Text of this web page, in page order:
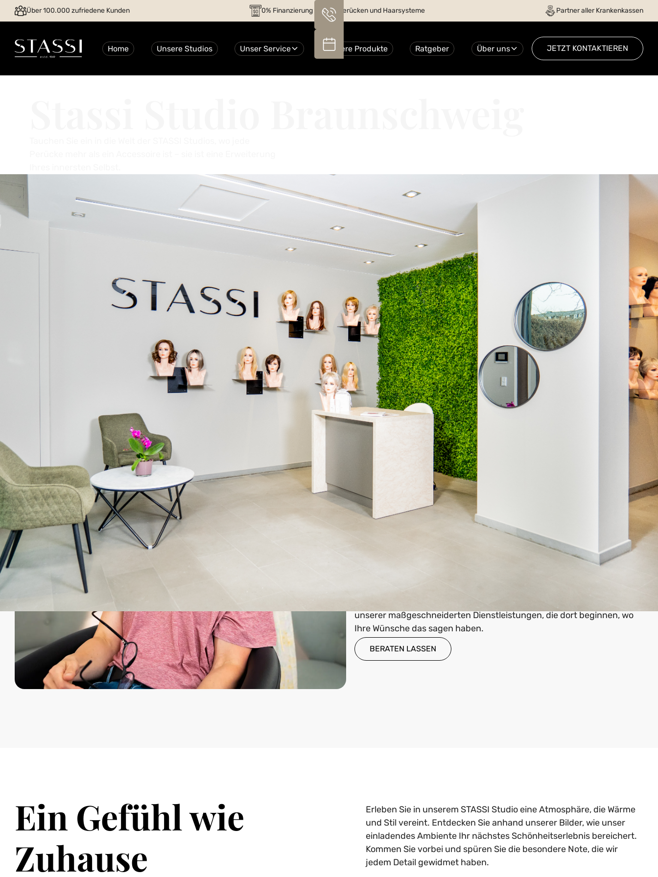
Über 100.000 zufriedene Kunden 0% Finanzierung auf alle Perücken und Haarsysteme Partner aller Krankenkassen
Home Unsere Studios Unser Service Unsere Produkte Ratgeber Über uns JETZT KONTAKTIEREN
Maßgeschneiderte
Beratung, die Sie
spüren
Bei uns finden Sie nicht einfach nur eine Perücke - Sie entdecken einen
Teil von sich, der Ihre Persönlichkeit unterstreicht und Ihr
Selbstbewusstsein stärkt. Mit unserem vielfältigen Angebot, das von
natürlichen Haarqualitäten bis zu innovativen Synthetikfasern reicht,
können Sie sicher sein, dass jede Perücke auf Ihre individuellen
Bedürfnisse abgestimmt ist.
Vertraute Verwandlung
Unsere zertifizierten Beraterinnen verstehen es meisterhaft, auf jede
Ihrer Anforderungen einzugehen und sorgen dafür, dass Sie sich in
Ihrer neuen Frisur nicht nur wohl, sondern zu Hause fühlen. Wir bieten
unserer maßgeschneiderten Dienstleistungen, die dort beginnen, wo
Ihre Wünsche das sagen haben.
BERATEN LASSEN
Ein Gefühl wie
Zuhause
Erleben Sie in unserem STASSI Studio eine Atmosphäre, die Wärme
und Stil vereint. Entdecken Sie anhand unserer Bilder, wie unser
einladendes Ambiente Ihr nächstes Schönheitserlebnis bereichert.
Kommen Sie vorbei und spüren Sie die besondere Note, die wir
jedem Detail gewidmet haben.